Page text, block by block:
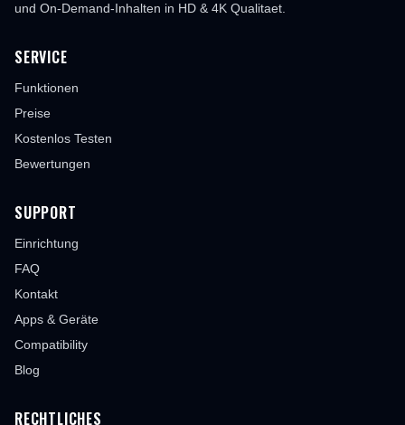
und On-Demand-Inhalten in HD & 4K Qualitaet.
SERVICE
Funktionen
Preise
Kostenlos Testen
Bewertungen
SUPPORT
Einrichtung
FAQ
Kontakt
Apps & Geräte
Compatibility
Blog
RECHTLICHES